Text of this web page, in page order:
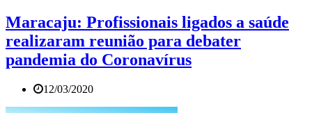
Maracaju: Profissionais ligados a saúde
realizaram reunião para debater
pandemia do Coronavírus
12/03/2020